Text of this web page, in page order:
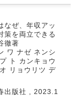
なぜ、年収アッ
策を両立できる
徹著
ワ ナゼ ネンシ
ト カンキョウ
リョウリツ デ
出版社 , 2023.1